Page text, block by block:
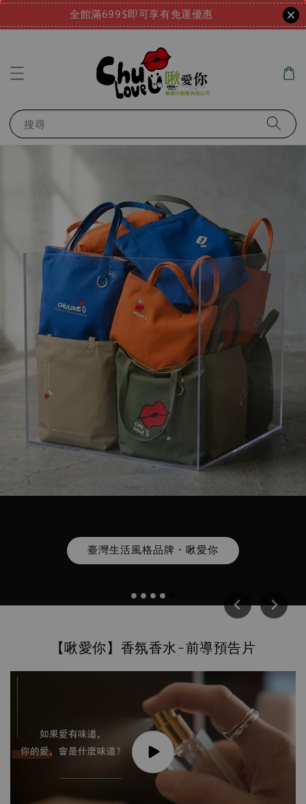
全館滿699$即可享有免運優惠
搜尋
點我免費領取香氛禮
【啾愛你】香氛香水-前導預告片